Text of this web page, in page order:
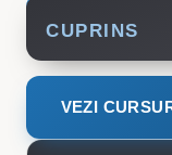
CUPRINS
VEZI